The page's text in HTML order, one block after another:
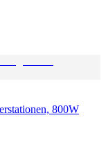
800W